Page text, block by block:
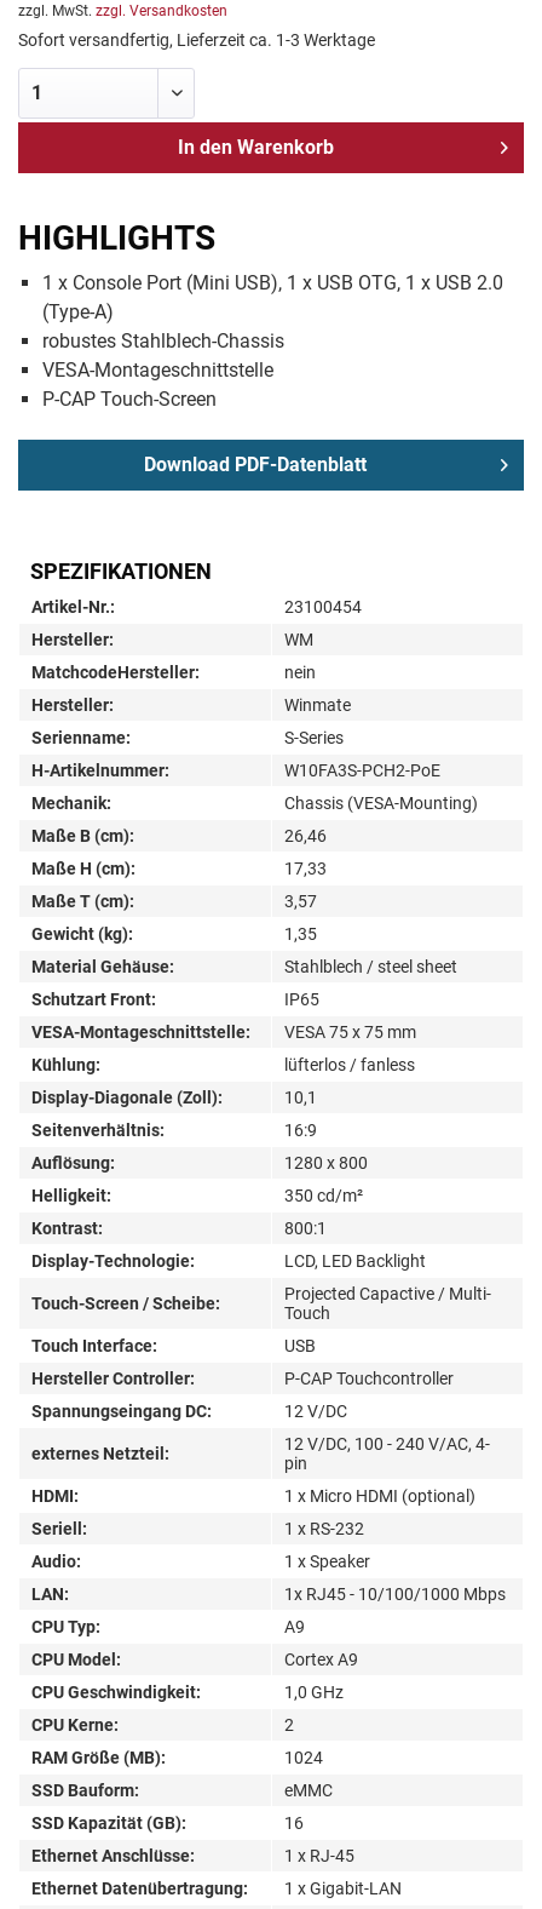
zzgl. MwSt. zzgl. Versandkosten
Sofort versandfertig, Lieferzeit ca. 1-3 Werktage
In den Warenkorb
HIGHLIGHTS
1 x Console Port (Mini USB), 1 x USB OTG, 1 x USB 2.0
(Type-A)
robustes Stahlblech-Chassis
VESA-Montageschnittstelle
P-CAP Touch-Screen
Download PDF-Datenblatt
SPEZIFIKATIONEN
Artikel-Nr.:
23100454
Hersteller:
WM
MatchcodeHersteller:
nein
Hersteller:
Winmate
Serienname:
S-Series
H-Artikelnummer:
W10FA3S-PCH2-PoE
Mechanik:
Chassis (VESA-Mounting)
Maße B (cm):
26,46
Maße H (cm):
17,33
Maße T (cm):
3,57
Gewicht (kg):
1,35
Material Gehäuse:
Stahlblech / steel sheet
Schutzart Front:
IP65
VESA-Montageschnittstelle:
VESA 75 x 75 mm
Kühlung:
lüfterlos / fanless
Display-Diagonale (Zoll):
10,1
Seitenverhältnis:
16:9
Auflösung:
1280 x 800
Helligkeit:
350 cd/m²
Kontrast:
800:1
Display-Technologie:
LCD, LED Backlight
Touch-Screen / Scheibe:
Projected Capactive / Multi-
Touch
Touch Interface:
USB
Hersteller Controller:
P-CAP Touchcontroller
Spannungseingang DC:
12 V/DC
externes Netzteil:
12 V/DC, 100 - 240 V/AC, 4-
pin
HDMI:
1 x Micro HDMI (optional)
Seriell:
1 x RS-232
Audio:
1 x Speaker
LAN:
1x RJ45 - 10/100/1000 Mbps
CPU Typ:
A9
CPU Model:
Cortex A9
CPU Geschwindigkeit:
1,0 GHz
CPU Kerne:
2
RAM Größe (MB):
1024
SSD Bauform:
eMMC
SSD Kapazität (GB):
16
Ethernet Anschlüsse:
1 x RJ-45
Ethernet Datenübertragung:
1 x Gigabit-LAN